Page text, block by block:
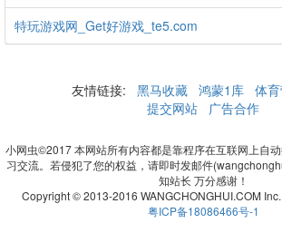
特玩游戏网_Get好游戏_te5.com
友情链接: 黑马收藏 鸿蒙1库 体
提交网站
广告合作
小网虫©2017 本网站所有内容都是靠程序在互联网上自
习交流。若侵犯了您的权益，请即时发邮件
知站长 万分感谢！
Copyright © 2013-2016 WANGCHONGHUI.COM
粤ICP备18086466号-1